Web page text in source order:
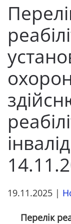
19.11.2025 |
Перелік